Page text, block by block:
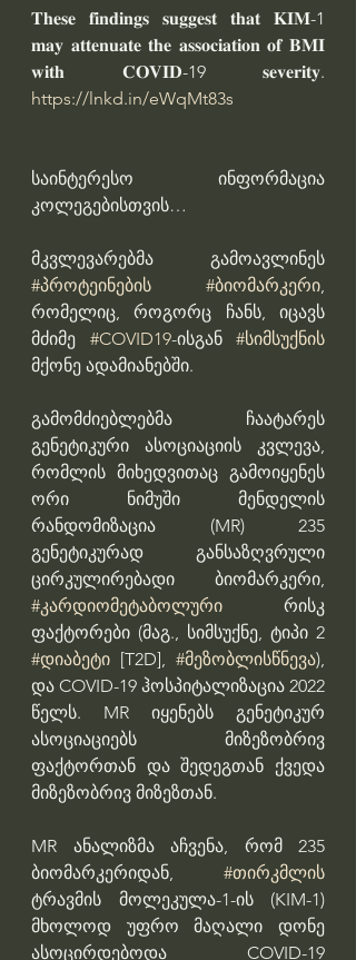
𝐓𝐡𝐞𝐬𝐞 𝐟𝐢𝐧𝐝𝐢𝐧𝐠𝐬 𝐬𝐮𝐠𝐠𝐞𝐬𝐭 𝐭𝐡𝐚𝐭 𝐊𝐈𝐌-1
𝐦𝐚𝐲 𝐚𝐭𝐭𝐞𝐧𝐮𝐚𝐭𝐞 𝐭𝐡𝐞 𝐚𝐬𝐬𝐨𝐜𝐢𝐚𝐭𝐢𝐨𝐧 𝐨𝐟 𝐁𝐌𝐈
https://lnkd.in/eWqMt83s
საინტერესო ინფორმაცია
კოლეგებისთვის…
#პროტეინების
#ბიომარკერი,
რომელიც, როგორც ჩანს, იცავს
მძიმე #COVID19-ისგან #სიმსუქნის
მქონე ადამიანებში.
გამომძიებლებმა ჩაატარეს
გენეტიკური ასოციაციის კვლევა,
რომლის მიხედვითაც გამოიყენეს
ორი ნიმუში მენდელის
რანდომიზაცია (MR) 235
გენეტიკურად განსაზღვრული
#კარდიომეტაბოლური რისკ
#დიაბეტი [T2D], #მეზობლისწნევა),
და COVID-19 ჰოსპიტალიზაცია 2022
წელს. MR იყენებს გენეტიკურ
ასოციაციებს მიზეზობრივ
ფაქტორთან და შედეგთან ქვედა
მიზეზობრივ მიზეზთან.
MR ანალიზმა აჩვენა, რომ 235
ბიომარკერიდან, #თირკმლის
ტრავმის მოლეკულა-1-ის (KIM-1)
მხოლოდ უფრო მაღალი დონე
ასოცირდებოდა COVID-19